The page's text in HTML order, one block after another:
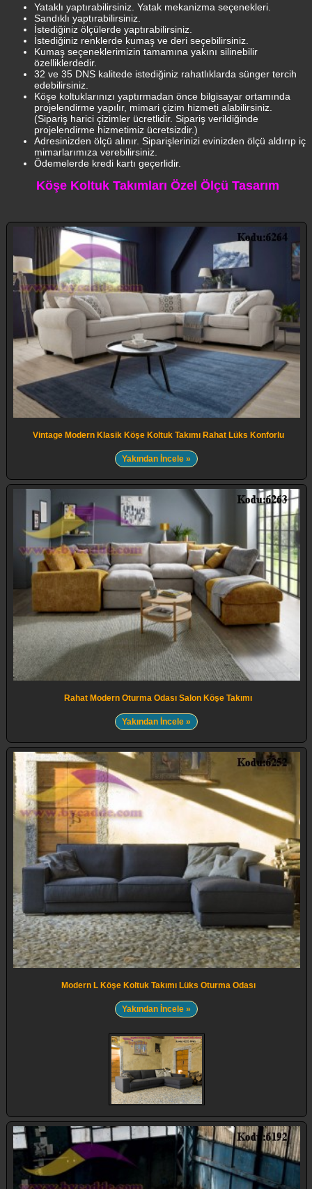
Yataklı yaptırabilirsiniz. Yatak mekanizma seçenekleri.
Sandıklı yaptırabilirsiniz.
İstediğiniz ölçülerde yaptırabilirsiniz.
İstediğiniz renklerde kumaş ve deri seçebilirsiniz.
Kumaş seçeneklerimizin tamamına yakını silinebilir
özelliklerdedir.
32 ve 35 DNS kalitede istediğiniz rahatlıklarda sünger tercih
edebilirsiniz.
Köşe koltuklarınızı yaptırmadan önce bilgisayar ortamında
projelendirme yapılır, mimari çizim hizmeti alabilirsiniz.
(Sipariş harici çizimler ücretlidir. Sipariş verildiğinde
projelendirme hizmetimiz ücretsizdir.)
Adresinizden ölçü alınır. Siparişlerinizi evinizden ölçü aldırıp iç
mimarlarımıza verebilirsiniz.
Ödemelerde kredi kartı geçerlidir.
Köşe Koltuk Takımları Özel Ölçü Tasarım
Vintage Modern Klasik Köşe Koltuk Takımı Rahat Lüks Konforlu
Yakından İncele »
Rahat Modern Oturma Odası Salon Köşe Takımı
Yakından İncele »
Modern L Köşe Koltuk Takımı Lüks Oturma Odası
Yakından İncele »